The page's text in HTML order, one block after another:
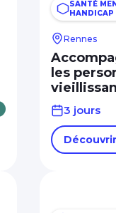
SANTÉ
HANDICAP
Rennes
les
3 jours